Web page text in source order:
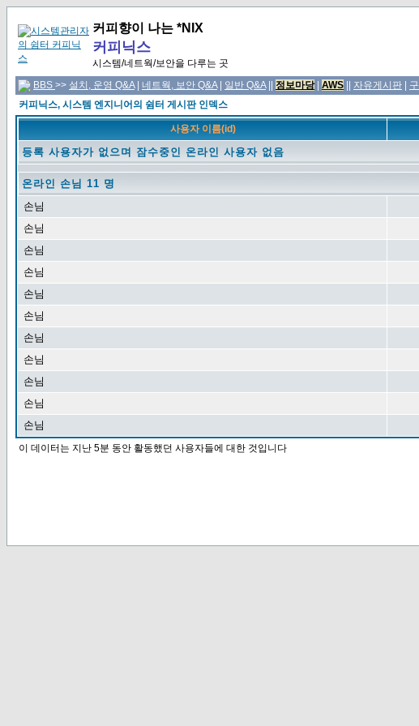
커피향이 나는 *NIX
커피닉스
시스템/네트웍/보안을 다루는 곳
BBS >> 설치, 운영 Q&A| 네트웍, 보안 Q&A| 일반 Q&A|| 정보마당| AWS 자유게시판
커피닉스, 시스템 엔지니어의 쉼터 게시판 인덱스
사용자 이름(id)
등록 사용자가 없으며 잠수중인 온라인 사용자 없음
온라인 손님 11 명
손님
손님
손님
손님
손님
손님
손님
손님
손님
손님
손님
이 데이터는 지난 5분 동안 활동했던 사용자들에 대한 것입니다